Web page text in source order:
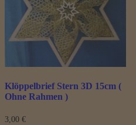
Klöppelbrief Stern 3D 15cm (
Ohne Rahmen )
3,00 €